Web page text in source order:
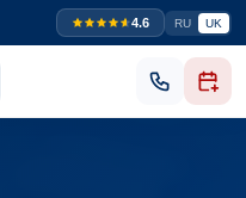
4.6 RU UK